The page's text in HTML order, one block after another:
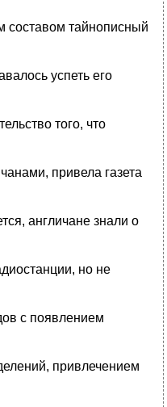
составом тайнописный
успеть его
того, что
привела газета
англичане знали о
но не
с появлением
привлечением